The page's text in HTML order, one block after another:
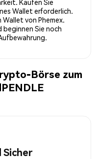
Kaufen Sie
Wallet erforderlich.
Wallet von Phemex.
beginnen Sie noch
Börse zum